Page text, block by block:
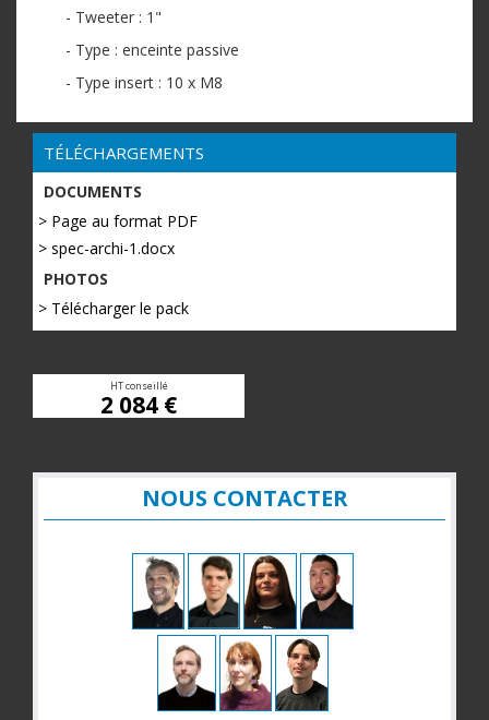
- Tweeter : 1"
- Type : enceinte passive
- Type insert : 10 x M8
TÉLÉCHARGEMENTS
DOCUMENTS
> Page au format PDF
> spec-archi-1.docx
PHOTOS
> Télécharger le pack
HT conseillé
2 084 €
NOUS CONTACTER